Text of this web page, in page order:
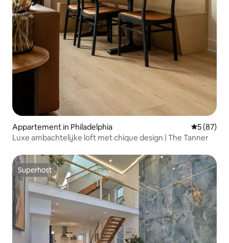
Appartement in Philadelphia
5 (87)
Luxe ambachtelijke loft met chique design | The Tanner
Superhost
Superhost